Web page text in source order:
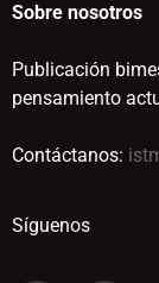
Sobre nosotros
Publicación
pensamiento
Contáctanos:
Síguenos